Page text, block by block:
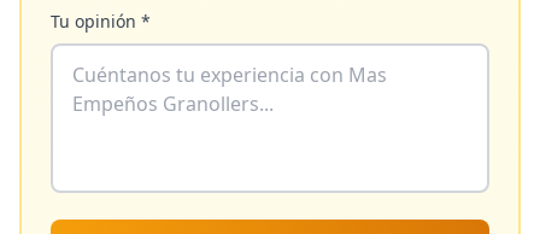
Tu opinión *